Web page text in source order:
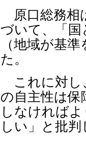
原口総務相
づいて、「国
（地域が基
た。
これに対し
の自主性は
しなければ
しい」と批